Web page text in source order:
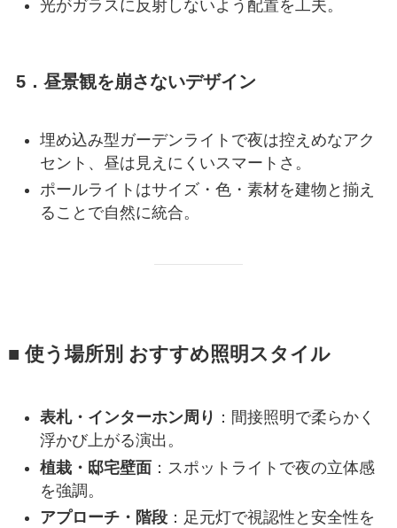
光がガラスに反射しないよう配置を工夫。
5．昼景観を崩さないデザイン
埋め込み型ガーデンライトで夜は控えめなアク
セント、昼は見えにくいスマートさ。
ポールライトはサイズ・色・素材を建物と揃え
ることで自然に統合。
■ 使う場所別 おすすめ照明スタイル
表札・インターホン周り ：間接照明で柔らかく
浮かび上がる演出。
植栽・邸宅壁面：スポットライトで夜の立体感
を強調。
アプローチ・階段：足元灯で視認性と安全性を